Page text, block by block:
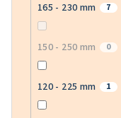
165 - 230 mm 7
150 - 250 mm 0
120 - 225 mm 1